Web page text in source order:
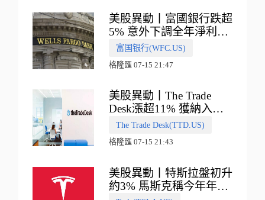
美股異動丨富國銀行跌超
5% 意外下調全年淨利息
收入指引
富国银行(WFC.US)
格隆匯 07-15 21:47
美股異動丨The Trade
Desk漲超11% 獲納入標
普500指數
The Trade Desk(TTD.US)
格隆匯 07-15 21:43
美股異動丨特斯拉盤初升
約3% 馬斯克稱今年年底